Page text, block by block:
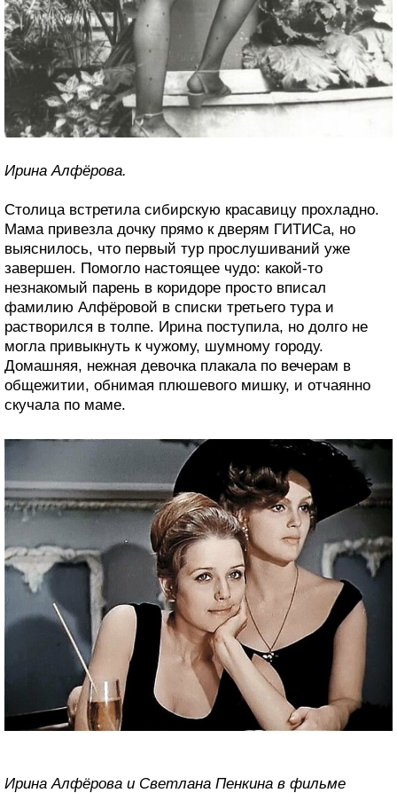
Ирина Алфёрова.
Столица встретила сибирскую красавицу прохладно.
Мама привезла дочку прямо к дверям ГИТИСа, но
выяснилось, что первый тур прослушиваний уже
завершен. Помогло настоящее чудо: какой-то
незнакомый парень в коридоре просто вписал
фамилию Алфёровой в списки третьего тура и
растворился в толпе. Ирина поступила, но долго не
могла привыкнуть к чужому, шумному городу.
Домашняя, нежная девочка плакала по вечерам в
общежитии, обнимая плюшевого мишку, и отчаянно
скучала по маме.
Ирина Алфёрова и Светлана Пенкина в фильме